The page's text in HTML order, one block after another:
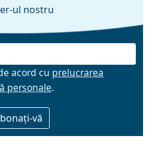
ul nostru
E-mail
acord cu prelucrarea
personale.